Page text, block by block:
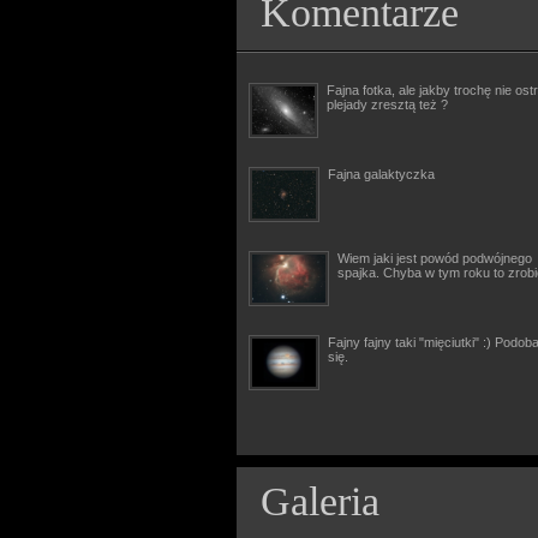
Komentarze
Fajna fotka, ale jakby trochę nie
plejady zresztą też ?
Fajna galaktyczka
Wiem jaki jest powód podwójnego
spajka. Chyba w tym roku to
Fajny fajny taki "mięciutki" :)
się.
Galeria